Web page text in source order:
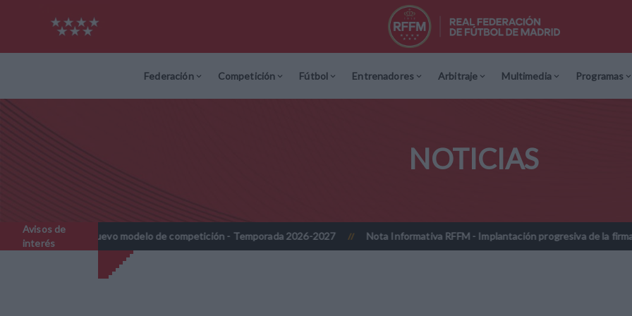
Federación Competición Fútbol Entrenadores Arbitraje Multimedia Programas
NOTICIAS
Avisos de
interés
Nuevo modelo de competición - Temporada 2026-2027 // Nota Informativa RFFM - Implantación progresiva de la firma digitalizada en